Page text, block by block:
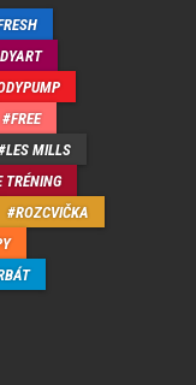
FREE
LES MILLS
TRÉNING
ROZCVIČKA